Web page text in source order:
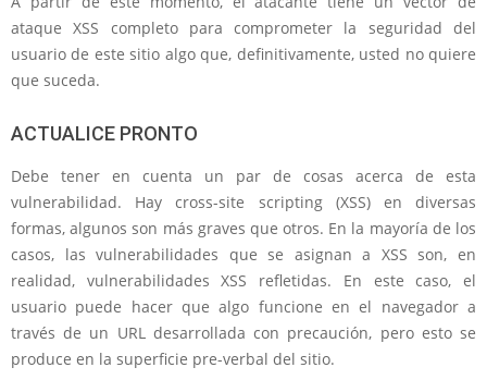
ataque XSS completo para comprometer la seguridad del
usuario de este sitio algo que, definitivamente, usted no quiere
que suceda.
ACTUALICE PRONTO
Debe tener en cuenta un par de cosas acerca de esta
vulnerabilidad. Hay cross-site scripting (XSS) en diversas
formas, algunos son más graves que otros. En la mayoría de los
casos, las vulnerabilidades que se asignan a XSS son, en
realidad, vulnerabilidades XSS refletidas. En este caso, el
usuario puede hacer que algo funcione en el navegador a
través de un URL desarrollada con precaución, pero esto se
produce en la superficie pre-verbal del sitio.